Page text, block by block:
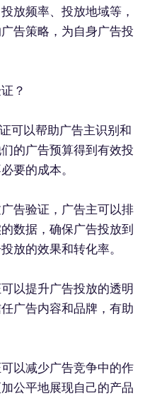
放频率、投放地域等，
告策略，为自身广告投
？
可以帮助广告主识别和
的广告预算得到有效投
要的成本。
告验证，广告主可以排
数据，确保广告投放到
放的效果和转化率。
以提升广告投放的透明
广告内容和品牌，有助
以减少广告竞争中的作
公平地展现自己的产品